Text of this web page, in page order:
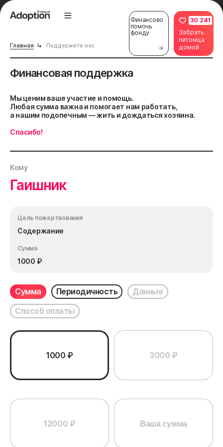
Финансово
помочь
фонду
30 241
Забрать
питомца
домой
Главная Поддержите нас
Финансовая поддержка
Мы ценим ваше участие и помощь.
Любая сумма важна и помогает нам работать,
а нашим подопечным — жить и дождаться хозяина.
Спасибо!
Кому
Гаишник
Цель пожертвования
Содержание
Сумма
1000 ₽
Сумма Периодичность
Данные
Способ оплаты
1000 ₽ 3000 ₽
12000 ₽